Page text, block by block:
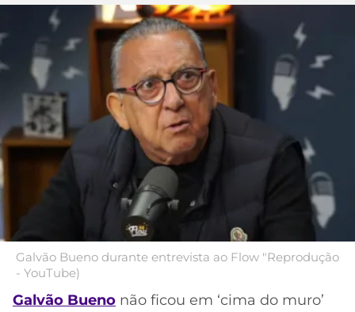
BETBOOM
CÓDIGO
DE
INDICAÇÃO
BET365
CÓDIGO
BETANO
MELHORES
DE
APOSTAS
PALMEIRAS
CORINTHIANS
SÃO
PAULO
SANTOS
FLAMENGO
FLUMINENSE
BOTAFOGO
SÉRIE
LIBERTADORES
COPA
DO
BRASIL
PREMIER
COPA
SUL-
AMERICANA
ESPORTIVA
MERCADO
DA
BOLA
PALPITES
Acesse o perfil do autor
no Twitter
Galvão Bueno durante entrevista ao Flow "Reprodução
- YouTube)
Galvão Bueno não ficou em ‘cima do muro’